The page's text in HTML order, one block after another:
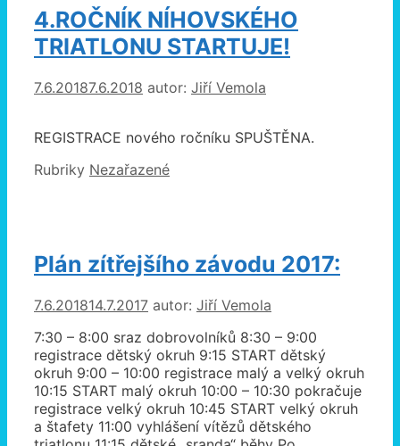
4.ROČNÍK NÍHOVSKÉHO
TRIATLONU STARTUJE!
7.6.20187.6.2018 autor: Jiří Vemola
REGISTRACE nového ročníku SPUŠTĚNA.
Rubriky Nezařazené
Plán zítřejšího závodu 2017:
7.6.201814.7.2017 autor: Jiří Vemola
7:30 – 8:00 sraz dobrovolníků 8:30 – 9:00
registrace dětský okruh 9:15 START dětský
okruh 9:00 – 10:00 registrace malý a velký okruh
10:15 START malý okruh 10:00 – 10:30 pokračuje
registrace velký okruh 10:45 START velký okruh
a štafety 11:00 vyhlášení vítězů dětského